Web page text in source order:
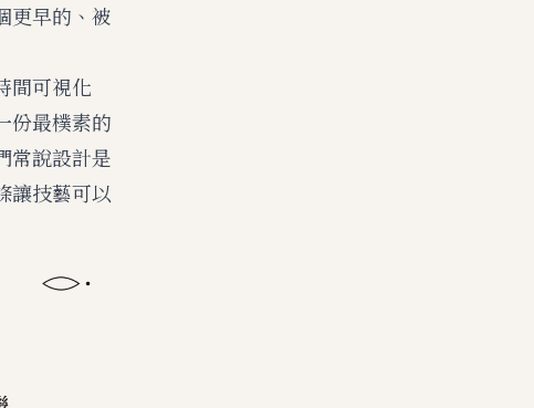
更早的、被
間可視化
份最樸素的
常說設計是
讓技藝可以